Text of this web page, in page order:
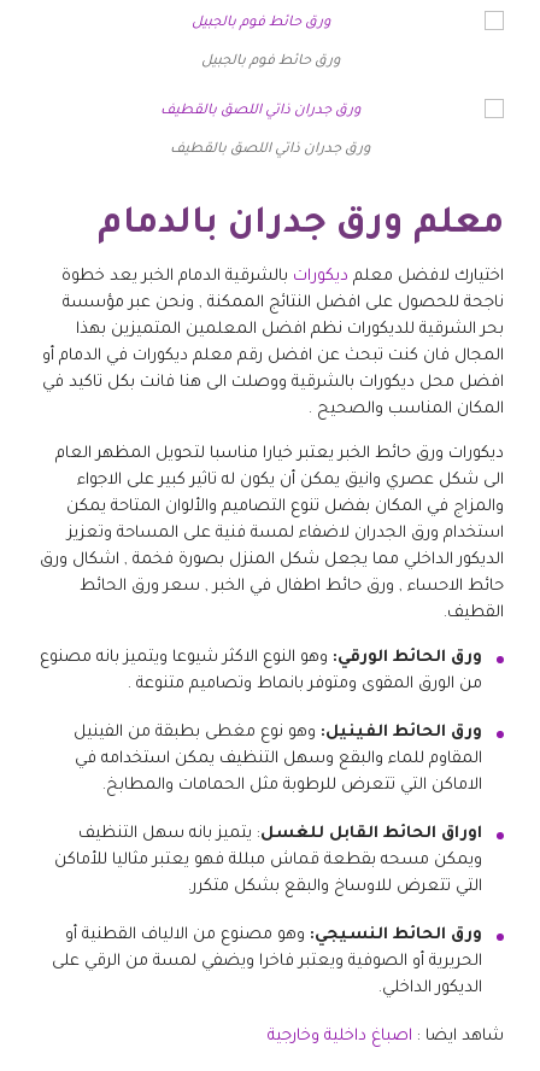
ورق حائط فوم بالجبيل
ورق جدران ذاتي اللصق بالقطيف
معلم ورق جدران بالدمام
اختيارك لافضل معلم ديكورات بالشرقية الدمام الخبر يعد خطوة
ناجحة للحصول على افضل النتائج الممكنة , ونحن عبر مؤسسة
بحر الشرقية للديكورات نظم افضل المعلمين المتميزين بهذا
المجال فان كنت تبحث عن افضل رقم معلم ديكورات في الدمام أو
افضل محل ديكورات بالشرقية ووصلت الى هنا فانت بكل تاكيد في
المكان المناسب والصحيح .
ديكورات ورق حائط الخبر يعتبر خيارا مناسبا لتحويل المظهر العام
الى شكل عصري وانيق يمكن أن يكون له تاثير كبير على الاجواء
والمزاج في المكان بفضل تنوع التصاميم والألوان المتاحة يمكن
استخدام ورق الجدران لاضفاء لمسة فنية على المساحة وتعزيز
الديكور الداخلي مما يجعل شكل المنزل بصورة فخمة , اشكال ورق
حائط الاحساء , ورق حائط اطفال في الخبر , سعر ورق الحائط
القطيف.
ورق الحائط الورقي: وهو النوع الاكثر شيوعا ويتميز بانه مصنوع
من الورق المقوى ومتوفر بانماط وتصاميم متنوعة .
ورق الحائط الفينيل: وهو نوع مغطى بطبقة من الفينيل
المقاوم للماء والبقع وسهل التنظيف يمكن استخدامه في
الاماكن التي تتعرض للرطوبة مثل الحمامات والمطابخ.
اوراق الحائط القابل للغسل: يتميز بانه سهل التنظيف
ويمكن مسحه بقطعة قماش مبللة فهو يعتبر مثاليا للأماكن
التي تتعرض للاوساخ والبقع بشكل متكرر.
ورق الحائط النسيجي: وهو مصنوع من الالياف القطنية أو
الحريرية أو الصوفية ويعتبر فاخرا ويضفي لمسة من الرقي على
الديكور الداخلي.
شاهد ايضا : اصباغ داخلية وخارجية